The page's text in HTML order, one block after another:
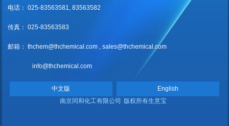
电话： 025-83563581, 83563582
传真： 025-83563583
邮箱： thchem@thchemical.com , sales@thchemical.com
info@thchemical.com
中文版
English
南京同和化工有限公司 版权所有生意宝